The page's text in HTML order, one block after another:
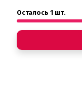
Осталось 1 шт.